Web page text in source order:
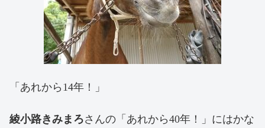
「あれから14年！」
綾小路きみまろさんの「あれから40年！」にはかな